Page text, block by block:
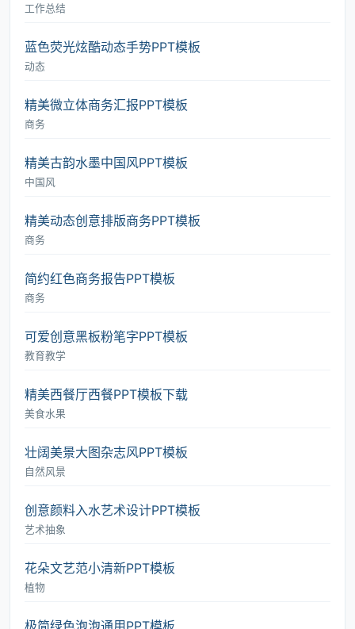
工作总结
蓝色荧光炫酷动态手势PPT模板
动态
精美微立体商务汇报PPT模板
商务
精美古韵水墨中国风PPT模板
中国风
精美动态创意排版商务PPT模板
商务
简约红色商务报告PPT模板
商务
可爱创意黑板粉笔字PPT模板
教育教学
精美西餐厅西餐PPT模板下载
美食水果
壮阔美景大图杂志风PPT模板
自然风景
创意颜料入水艺术设计PPT模板
艺术抽象
花朵文艺范小清新PPT模板
植物
极简绿色泡泡通用PPT模板